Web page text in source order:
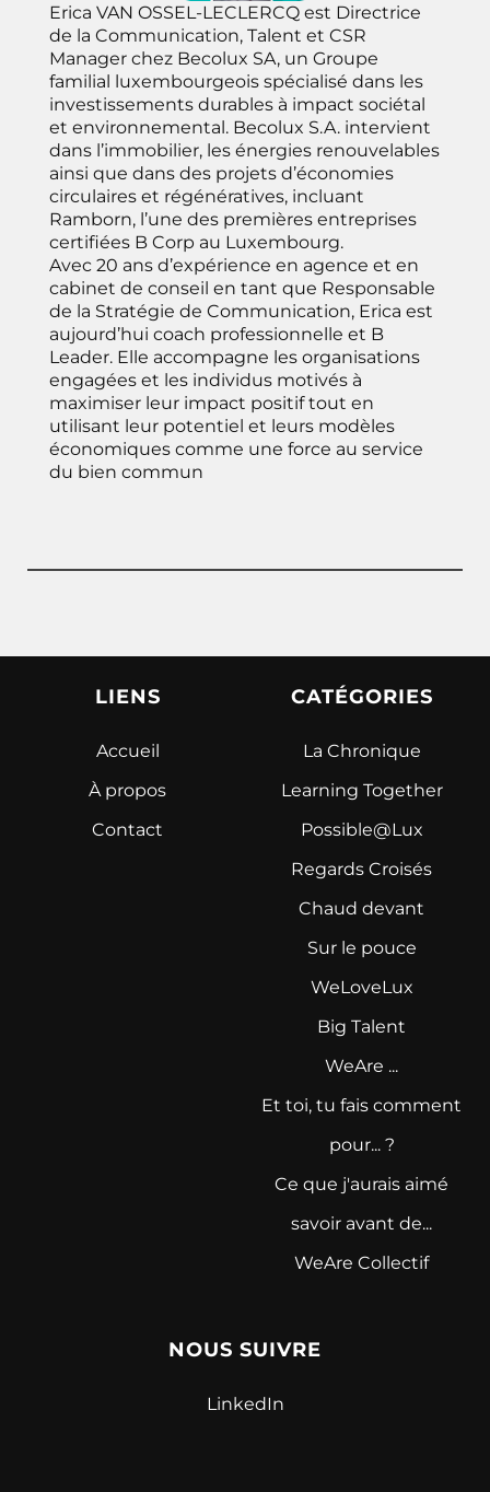
Erica VAN OSSEL-LECLERCQ est Directrice
de la Communication, Talent et CSR
Manager chez Becolux SA, un Groupe
familial luxembourgeois spécialisé dans les
investissements durables à impact sociétal
et environnemental. Becolux S.A. intervient
dans l’immobilier, les énergies renouvelables
ainsi que dans des projets d’économies
circulaires et régénératives, incluant
Ramborn, l’une des premières entreprises
certifiées B Corp au Luxembourg.
Avec 20 ans d’expérience en agence et en
cabinet de conseil en tant que Responsable
de la Stratégie de Communication, Erica est
aujourd’hui coach professionnelle et B
Leader. Elle accompagne les organisations
engagées et les individus motivés à
maximiser leur impact positif tout en
utilisant leur potentiel et leurs modèles
économiques comme une force au service
du bien commun
LIENS
Accueil
À propos
Contact
CATÉGORIES
La Chronique
Learning Together
Possible@Lux
Regards Croisés
Chaud devant
Sur le pouce
WeLoveLux
Big Talent
WeAre ...
Et toi, tu fais comment
pour... ?
Ce que j'aurais aimé
savoir avant de...
WeAre Collectif
NOUS SUIVRE
LinkedIn